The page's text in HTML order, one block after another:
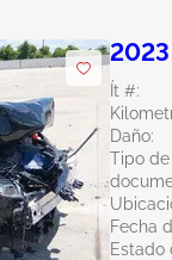
2023
Ít #:
Daño:
Tipo de
Fecha
Estado